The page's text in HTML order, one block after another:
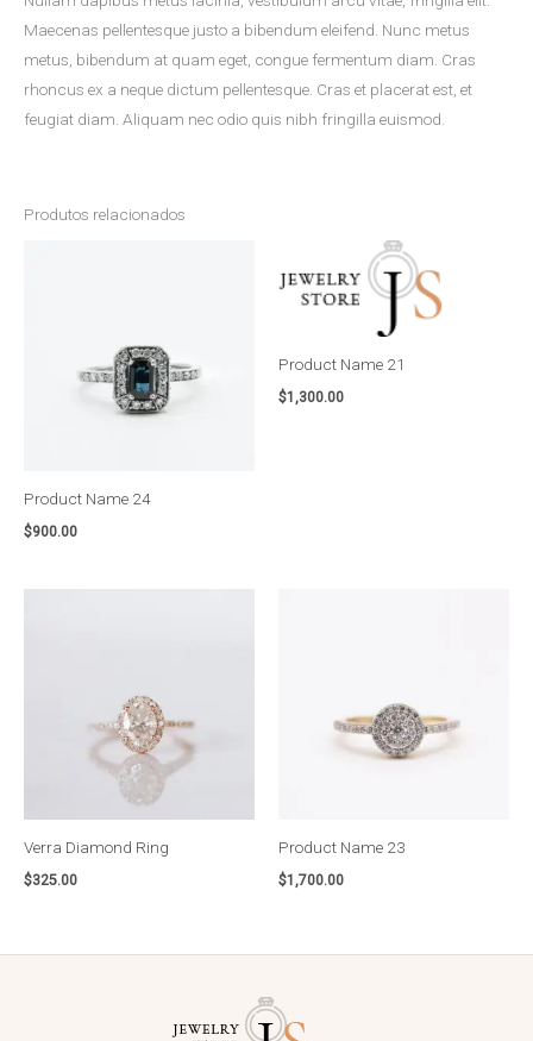
Maecenas pellentesque justo a bibendum eleifend. Nunc metus
metus, bibendum at quam eget, congue fermentum diam. Cras
rhoncus ex a neque dictum pellentesque. Cras et placerat est, et
feugiat diam. Aliquam nec odio quis nibh fringilla euismod.
Produtos relacionados
Product Name 24
$900.00
Product Name 21
$1,300.00
Verra Diamond Ring
$325.00
Product Name 23
$1,700.00